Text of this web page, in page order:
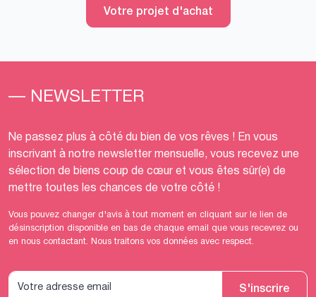
Votre projet d'achat
— NEWSLETTER
Ne passez plus à côté du bien de vos rêves ! En vous
inscrivant à notre newsletter mensuelle, vous recevez une
sélection de biens coup de cœur et vous êtes sûr(e) de
mettre toutes les chances de votre côté !
Vous pouvez changer d'avis à tout moment en cliquant sur le lien de
désinscription disponible en bas de chaque email que vous recevrez ou
en nous contactant. Nous traitons vos données avec respect.
S'inscrire